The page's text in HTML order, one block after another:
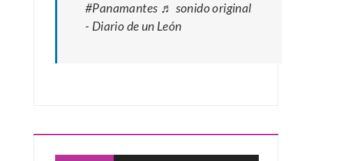
#Panamantes ♬ sonido original
- Diario de un León